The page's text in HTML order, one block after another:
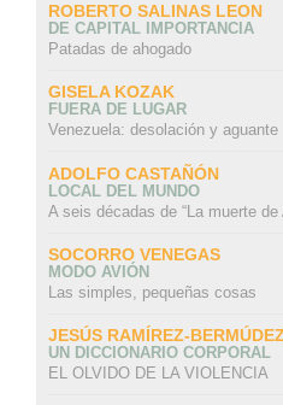
ROBERTO SALINAS LEON
DE CAPITAL IMPORTANCIA
Patadas de ahogado
GISELA KOZAK
FUERA DE LUGAR
Venezuela: desolación y aguante
ADOLFO CASTAÑÓN
LOCAL DEL MUNDO
A seis décadas de “La muerte de
SOCORRO VENEGAS
MODO AVIÓN
Las simples, pequeñas cosas
JESÚS RAMÍREZ-BERMÚDEZ
UN DICCIONARIO CORPORAL
EL OLVIDO DE LA VIOLENCIA